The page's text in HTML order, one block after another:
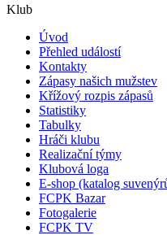
Klub
Úvod
Přehled událostí
Kontakty
Zápasy našich mužstev
Křížový rozpis zápasů
Statistiky
Tabulky
Hráči klubu
Realizační týmy
Klubová loga
E-shop (katalog
FCPK Bazar
Fotogalerie
FCPK TV